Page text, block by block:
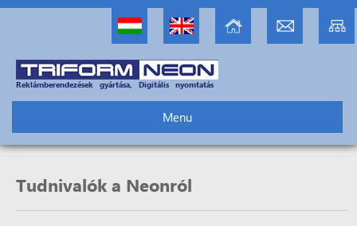
Reklámberendezések gyártása, Digitális nyomtatás
Menu
Tudnivalók a Neonról